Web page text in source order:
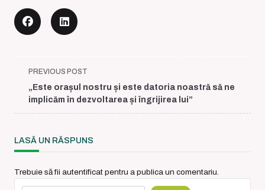
<span
class="nav-
subtitle
screen-
text">Page</span>
PREVIOUS POST
„Este orașul nostru și este datoria noastră să ne
implicăm în dezvoltarea și îngrijirea lui”
LASĂ UN RĂSPUNS
Trebuie să fii autentificat pentru a publica un comentariu.